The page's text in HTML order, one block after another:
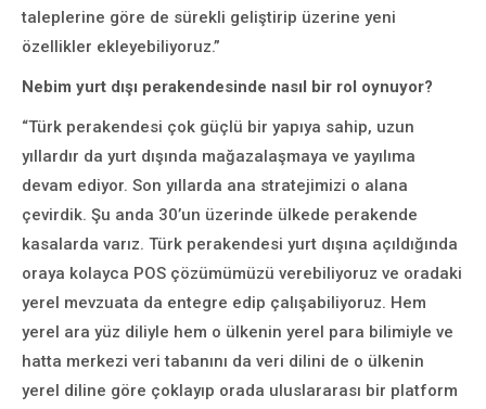
taleplerine göre de sürekli geliştirip üzerine yeni
özellikler ekleyebiliyoruz.”
Nebim yurt dışı perakendesinde nasıl bir rol oynuyor?
“Türk perakendesi çok güçlü bir yapıya sahip, uzun
yıllardır da yurt dışında mağazalaşmaya ve yayılıma
devam ediyor. Son yıllarda ana stratejimizi o alana
çevirdik. Şu anda 30’un üzerinde ülkede perakende
kasalarda varız. Türk perakendesi yurt dışına açıldığında
oraya kolayca POS çözümümüzü verebiliyoruz ve oradaki
yerel mevzuata da entegre edip çalışabiliyoruz. Hem
yerel ara yüz diliyle hem o ülkenin yerel para bilimiyle ve
hatta merkezi veri tabanını da veri dilini de o ülkenin
yerel diline göre çoklayıp orada uluslararası bir platform